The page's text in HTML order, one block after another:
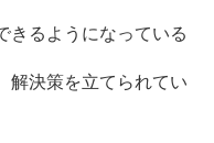
きるようになっている
解決策を立てられてい